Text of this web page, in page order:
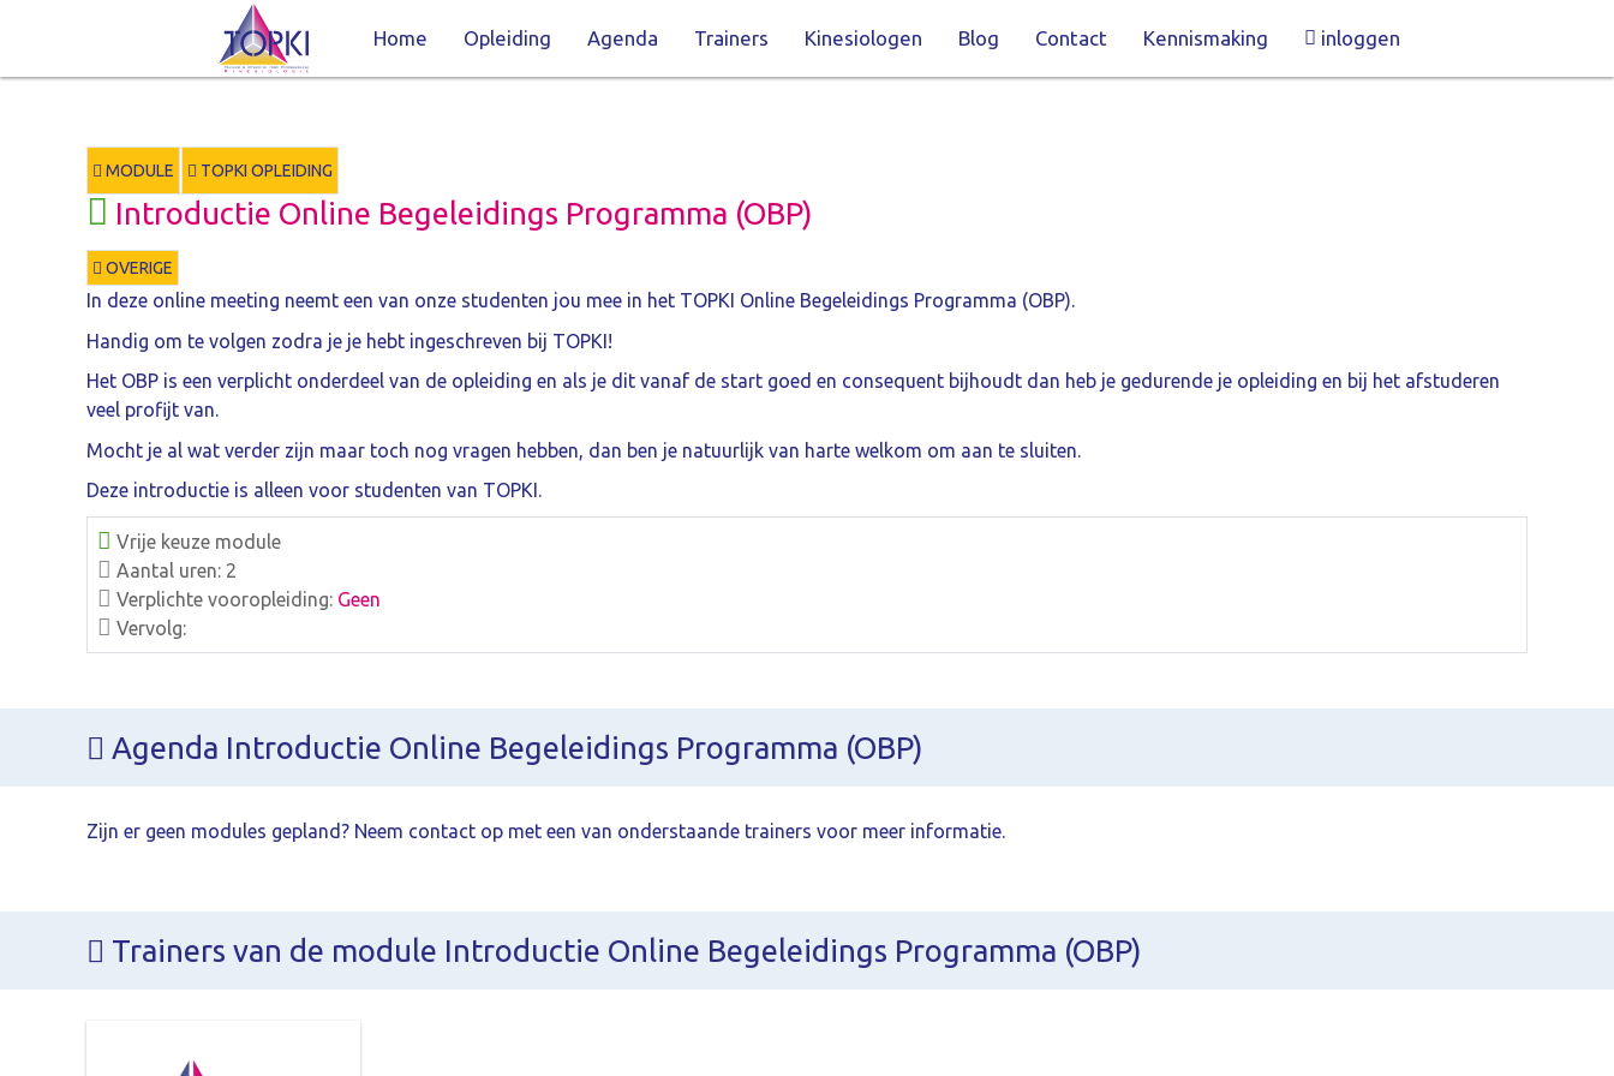
Home Opleiding Agenda Trainers Kinesiologen Blog Contact Kennismaking inloggen
MODULE TOPKI OPLEIDING
Introductie Online Begeleidings Programma (OBP)
OVERIGE
In deze online meeting neemt een van onze studenten jou mee in het TOPKI Online Begeleidings Programma (OBP).
Handig om te volgen zodra je je hebt ingeschreven bij TOPKI!
Het OBP is een verplicht onderdeel van de opleiding en als je dit vanaf de start goed en consequent bijhoudt dan heb je gedurende je opleiding en bij het afstuderen
veel profijt van.
Mocht je al wat verder zijn maar toch nog vragen hebben, dan ben je natuurlijk van harte welkom om aan te sluiten.
Deze introductie is alleen voor studenten van TOPKI.
Vrije keuze module
Aantal uren: 2
Verplichte vooropleiding: Geen
Vervolg:
Agenda Introductie Online Begeleidings Programma (OBP)
Zijn er geen modules gepland? Neem contact op met een van onderstaande trainers voor meer informatie.
Trainers van de module Introductie Online Begeleidings Programma (OBP)